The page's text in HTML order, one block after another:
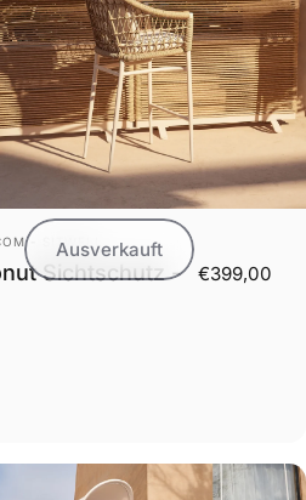
Ausverkauft
- SITWELL
Sichtschutz -
€399,00